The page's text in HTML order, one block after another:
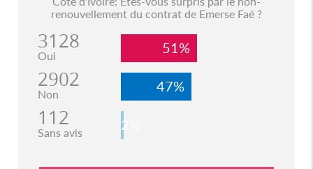
renouvellement du contrat de Emerse Faé ?
3128
Oui 51%
2902
Non 47%
112
Sans avis 2%